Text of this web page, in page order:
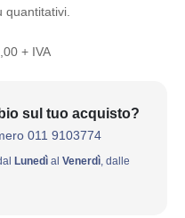
quantitativi.
+ IVA
sul tuo acquisto?
011 9103774
Lunedì al Venerdì , dalle